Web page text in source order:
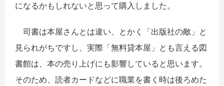
になるかもしれないと思って購入しました。
司書は本屋さんとは違い、とかく「出版社の敵」と
見られがちですし、実際「無料貸本屋」とも言える図
書館は、本の売り上げにも影響していると思います。
そのため、読者カードなどに職業を書く時は後ろめた